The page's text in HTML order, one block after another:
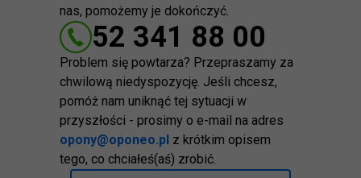
nas, pomożemy je dokończyć.
52 341 88 00
Problem się powtarza? Przepraszamy za
chwilową niedyspozycję. Jeśli chcesz,
pomóż nam uniknąć tej sytuacji w
przyszłości - prosimy o e-mail na adres
opony@oponeo.pl z krótkim opisem
tego, co chciałeś(aś) zrobić.